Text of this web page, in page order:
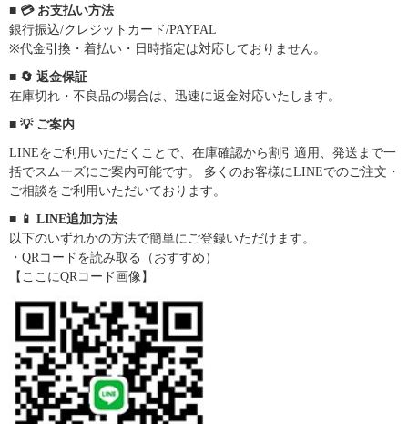
■ 💳 お支払い方法
銀行振込/クレジットカード/PAYPAL
※代金引換・着払い・日時指定は対応しておりません。
■ 🔄 返金保証
在庫切れ・不良品の場合は、迅速に返金対応いたします。
■ 💡 ご案内
LINEをご利用いただくことで、在庫確認から割引適用、発送まで一
括でスムーズにご案内可能です。 多くのお客様にLINEでのご注文・
ご相談をご利用いただいております。
■ 📱 LINE追加方法
以下のいずれかの方法で簡単にご登録いただけます。
・QRコードを読み取る（おすすめ）
【ここにQRコード画像】